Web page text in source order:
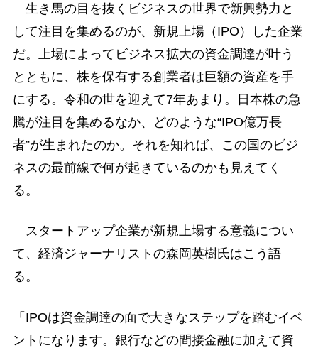
生き馬の目を抜くビジネスの世界で新興勢力と
して注目を集めるのが、新規上場（IPO）した企業
だ。上場によってビジネス拡大の資金調達が叶う
とともに、株を保有する創業者は巨額の資産を手
にする。令和の世を迎えて7年あまり。日本株の急
騰が注目を集めるなか、どのような“IPO億万長
者”が生まれたのか。それを知れば、この国のビジ
ネスの最前線で何が起きているのかも見えてく
る。
スタートアップ企業が新規上場する意義につい
て、経済ジャーナリストの森岡英樹氏はこう語
る。
「IPOは資金調達の面で大きなステップを踏むイベ
ントになります。銀行などの間接金融に加えて資